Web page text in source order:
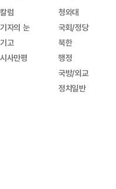
칼럼
기자의 눈
기고
시사만평
청와대
국회/정당
북한
행정
국방/외교
정치일반